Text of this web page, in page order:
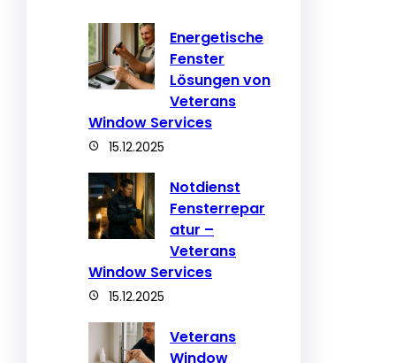
Energetische
Fenster
Lösungen von
Veterans
Window Services
15.12.2025
Notdienst
Fensterrepar
atur –
Veterans
Window Services
15.12.2025
Veterans
Window